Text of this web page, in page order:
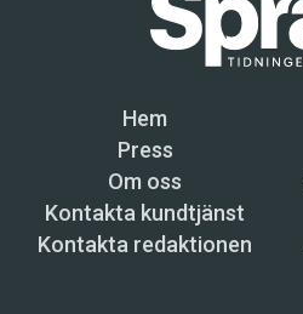
Hem
Press
Om oss
Kontakta kundtjänst
Kontakta redaktionen